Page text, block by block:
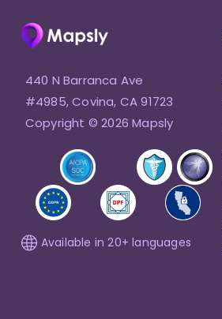
440 N Barranca Ave
#4985, Covina, CA 91723
Copyright © 2026 Mapsly
Available in 20+ languages